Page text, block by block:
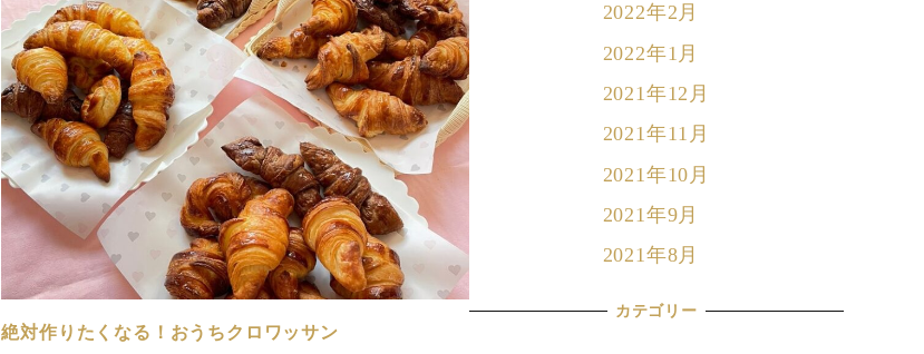
絶対作りたくなる！おうちクロワッサン
2022年2月
2022年1月
2021年12月
2021年11月
2021年10月
2021年9月
2021年8月
カテゴリー